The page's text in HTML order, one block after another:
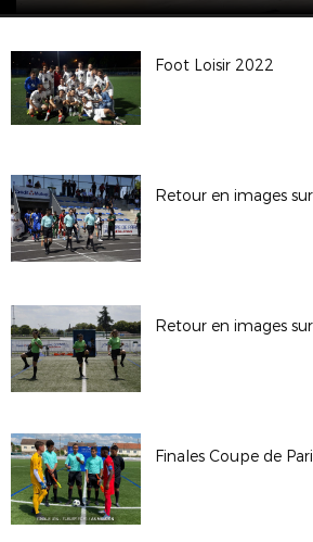
Foot Loisir 2022